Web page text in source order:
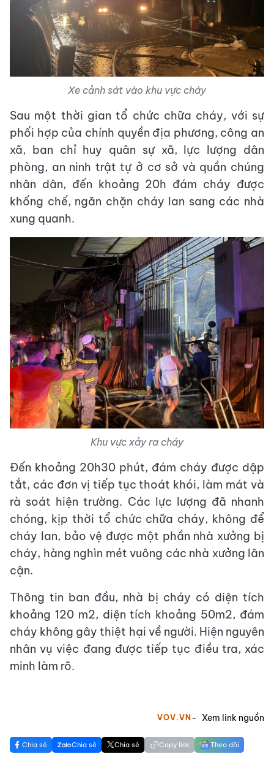
Xe cảnh sát vào khu vực cháy
Sau một thời gian tổ chức chữa cháy, với sự
phối hợp của chính quyền địa phương, công an
xã, ban chỉ huy quân sự xã, lực lượng dân
phòng, an ninh trật tự ở cơ sở và quần chúng
nhân dân, đến khoảng 20h đám cháy được
khống chế, ngăn chặn cháy lan sang các nhà
xung quanh.
Khu vực xảy ra cháy
Đến khoảng 20h30 phút, đám cháy được dập
tắt, các đơn vị tiếp tục thoát khói, làm mát và
rà soát hiện trường. Các lực lượng đã nhanh
chóng, kịp thời tổ chức chữa cháy, không để
cháy lan, bảo vệ được một phần nhà xưởng bị
cháy, hàng nghìn mét vuông các nhà xưởng lân
cận.
Thông tin ban đầu, nhà bị cháy có diện tích
khoảng 120 m2, diện tích khoảng 50m2, đám
cháy không gây thiệt hại về người. Hiện nguyên
nhân vụ việc đang được tiếp tục điều tra, xác
minh làm rõ.
VOV.VN Xem link nguồn
Chia sẻ Chia sẻ Chia sẻ Copy link Theo dõi